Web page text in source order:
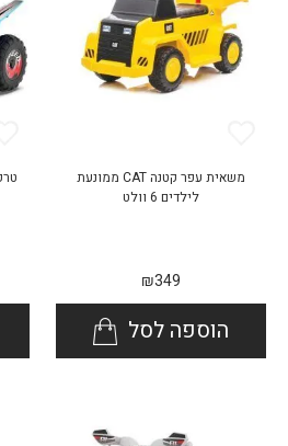
משאית עפר קטנה CAT ממונעת
לילדים 6 וולט
₪349
הוספה לסל